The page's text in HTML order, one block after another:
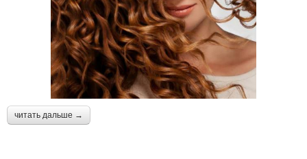
читать дальше →